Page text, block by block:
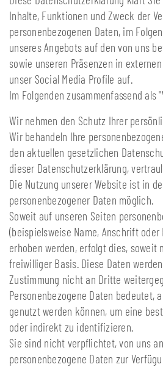
Inhalte, Funktionen und Zweck der
personenbezogenen Daten, im
unseres Angebots auf den von uns
sowie unseren Präsenzen in
unser Social Media Profile auf.
Im Folgenden zusammenfassend als
Wir nehmen den Schutz Ihrer
Wir behandeln Ihre
den aktuellen gesetzlichen
dieser Datenschutzerklärung,
Die Nutzung unserer Website ist in
personenbezogener Daten möglich.
Soweit auf unseren Seiten
(beispielsweise Name, Anschrift oder
erhoben werden, erfolgt dies, soweit
freiwilliger Basis. Diese Daten
Zustimmung nicht an Dritte
Personenbezogene Daten bedeutet,
genutzt werden können, um eine
oder indirekt zu identifizieren.
Sie sind nicht verpflichtet, von uns
personenbezogene Daten zur